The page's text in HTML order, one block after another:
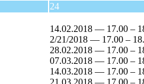
24
14.02.2018 — 17.00 –
2/21/2018 — 17.00 –
28.02.2018 — 17.00 –
07.03.2018 — 17.00 –
14.03.2018 — 17.00 –
21.03.2018 — 17.00 –